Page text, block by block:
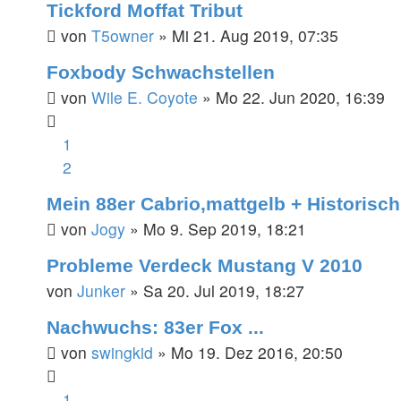
Tickford Moffat Tribut
von T5owner » Mi 21. Aug 2019, 07:35
Foxbody Schwachstellen
von Wile E. Coyote » Mo 22. Jun 2020, 16:39
1
2
Mein 88er Cabrio,mattgelb +
von Jogy » Mo 9. Sep 2019, 18:21
Probleme Verdeck Mustang V 2010
von Junker » Sa 20. Jul 2019, 18:27
Nachwuchs: 83er Fox ...
von swingkid » Mo 19. Dez 2016, 20:50